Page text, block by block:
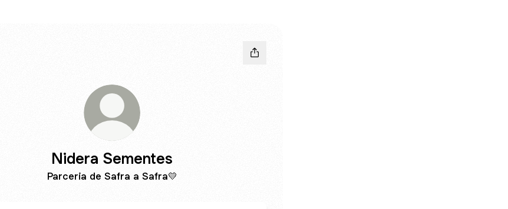
Nidera Sementes
Parceria de Safra a Safra💛